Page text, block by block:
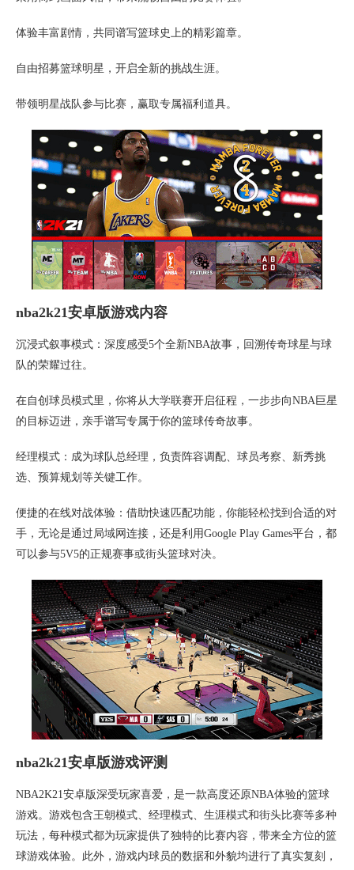
体验丰富剧情，共同谱写篮球史上的精彩篇章。
自由招募篮球明星，开启全新的挑战生涯。
带领明星战队参与比赛，赢取专属福利道具。
nba2k21安卓版游戏内容
沉浸式叙事模式：深度感受5个全新NBA故事，回溯传奇球星与球
队的荣耀过往。
在自创球员模式里，你将从大学联赛开启征程，一步步向NBA巨星
的目标迈进，亲手谱写专属于你的篮球传奇故事。
经理模式：成为球队总经理，负责阵容调配、球员考察、新秀挑
选、预算规划等关键工作。
便捷的在线对战体验：借助快速匹配功能，你能轻松找到合适的对
手，无论是通过局域网连接，还是利用Google Play Games平台，都
可以参与5V5的正规赛事或街头篮球对决。
nba2k21安卓版游戏评测
NBA2K21安卓版深受玩家喜爱，是一款高度还原NBA体验的篮球
游戏。游戏包含王朝模式、经理模式、生涯模式和街头比赛等多种
玩法，每种模式都为玩家提供了独特的比赛内容，带来全方位的篮
球游戏体验。此外，游戏内球员的数据和外貌均进行了真实复刻，